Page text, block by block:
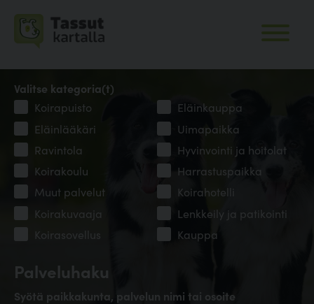
Palveluhaku
Syötä paikkakunta, palvelun nimi tai osoite
Valitse kategoria(t)
Koirapuisto
Eläinkauppa
Eläinlääkäri
Uimapaikka
Ravintola
Hyvinvointi ja hoitolat
Koirakoulu
Harrastuspaikka
Muut palvelut
Koirahotelli
Koirakuvaaja
Lenkkeily ja patikointi
Koirasovellus
Kauppa